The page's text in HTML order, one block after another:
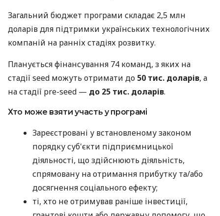
Загальний бюджет програми складає 2,5 млн
доларів для підтримки українських технологічних
компаній на ранніх стадіях розвитку.
Планується фінансування 74 команд, з яких на
стадії seed можуть отримати до 50 тис. доларів, а
на стадії pre-seed — до 25 тис. доларів.
Хто може взяти участь у програмі
Зареєстровані у встановленому законом
порядку суб'єкти підприємницької
діяльності, що здійснюють діяльність,
спрямовану на отримання прибутку та/або
досягнення соціального ефекту;
ті, хто не отримував раніше інвестиції,